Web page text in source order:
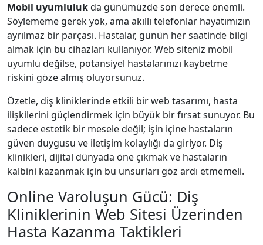
Mobil uyumlulukda günümüzde son derece önemli.
Söylememe gerek yok, ama akıllı telefonlar hayatımızın
ayrılmaz bir parçası. Hastalar, günün her saatinde bilgi
almak için bu cihazları kullanıyor. Web siteniz mobil
uyumlu değilse, potansiyel hastalarınızı kaybetme
riskini göze almış oluyorsunuz.
Özetle, diş kliniklerinde etkili bir web tasarımı, hasta
ilişkilerini güçlendirmek için büyük bir fırsat sunuyor. Bu
sadece estetik bir mesele değil; işin içine hastaların
güven duygusu ve iletişim kolaylığı da giriyor. Diş
klinikleri, dijital dünyada öne çıkmak ve hastaların
kalbini kazanmak için bu unsurları göz ardı etmemeli.
Online Varoluşun Gücü: Diş
Kliniklerinin Web Sitesi Üzerinden
Hasta Kazanma Taktikleri